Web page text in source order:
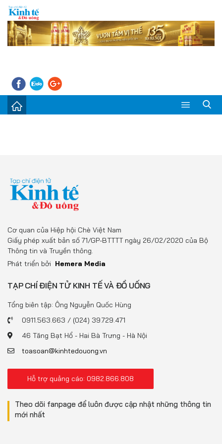
Thị trường
Doanh nghiệp – Doanh nhân
Đồ uống
Pháp luật
Multimedia
Cơ quan của Hiệp hội Chè Việt Nam
Giấy phép xuất bản số 71/GP-BTTTT ngày 26/02/2020 của Bộ
Thông tin và Truyền thông.
Phát triển bởi Hemera Media
TẠP CHÍ ĐIỆN TỬ KINH TẾ VÀ ĐỒ UỐNG
Tổng biên tập: Ông Nguyễn Quốc Hùng
0911.563.663 / (024) 39.729.471
46 Tăng Bạt Hổ - Hai Bà Trưng - Hà Nội
toasoan@kinhtedouong.vn
Hỗ trợ quảng cáo: 0982.866.808
Theo dõi fanpage để luôn được cập nhật những thông tin
mới nhất